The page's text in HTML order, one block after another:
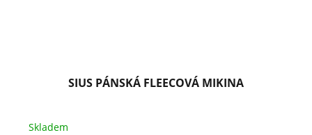
SIUS PÁNSKÁ FLEECOVÁ MIKINA
Skladem